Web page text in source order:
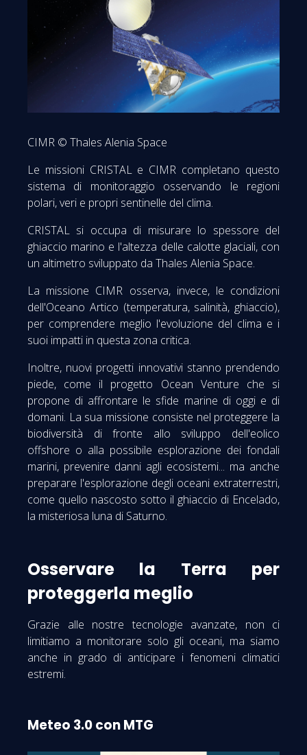
CIMR © Thales Alenia Space
Le missioni CRISTAL e CIMR completano questo
sistema di monitoraggio osservando le regioni
polari, veri e propri sentinelle del clima.
CRISTAL si occupa di misurare lo spessore del
ghiaccio marino e l'altezza delle calotte glaciali, con
un altimetro sviluppato da Thales Alenia Space.
La missione CIMR osserva, invece, le condizioni
dell'Oceano Artico (temperatura, salinità, ghiaccio),
per comprendere meglio l'evoluzione del clima e i
suoi impatti in questa zona critica.
Inoltre, nuovi progetti innovativi stanno prendendo
piede, come il progetto Ocean Venture che si
propone di affrontare le sfide marine di oggi e di
domani. La sua missione consiste nel proteggere la
biodiversità di fronte allo sviluppo dell'eolico
offshore o alla possibile esplorazione dei fondali
marini, prevenire danni agli ecosistemi... ma anche
preparare l'esplorazione degli oceani extraterrestri,
come quello nascosto sotto il ghiaccio di Encelado,
la misteriosa luna di Saturno.
Osservare la Terra per
proteggerla meglio
Grazie alle nostre tecnologie avanzate, non ci
limitiamo a monitorare solo gli oceani, ma siamo
anche in grado di anticipare i fenomeni climatici
estremi.
Meteo 3.0 con MTG